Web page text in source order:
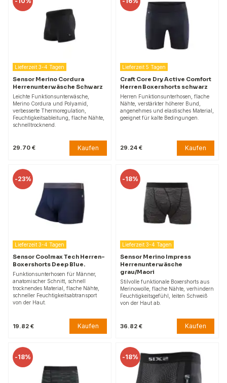
Lieferzeit 3-4 Tagen
Sensor Merino Cordura
Herrenunterwäsche Schwarz
Leichte Funktionsunterwäsche,
Merino Cordura und Polyamid,
verbesserte Thermoregulation,
Feuchtigkeitsableitung, flache Nähte,
schnelltrocknend.
29.70 € Kaufen
Lieferzeit 5 Tagen
Craft Core Dry Active Comfort
Herren Boxershorts schwarz
Herren Funktionsunterhosen, flache
Nähte, verstärkter höherer Bund,
angenehmes und elastisches Material,
geeignet für kalte Bedingungen.
29.24 € Kaufen
-23%
Lieferzeit 3-4 Tagen
Sensor Coolmax Tech Herren-
Boxershorts Deep Blue.
Funktionsunterhosen für Männer,
anatomischer Schnitt, schnell
trocknendes Material, flache Nähte,
schneller Feuchtigkeitsabtransport
von der Haut.
19.82 € Kaufen
-18%
Lieferzeit 3-4 Tagen
Sensor Merino Impress
Herrenunterwäsche
grau/Maori
Stilvolle funktionale Boxershorts aus
Merinowolle, flache Nähte, verhindern
Feuchtigkeitsgefühl, leiten Schweiß
von der Haut ab.
36.82 € Kaufen
-18% -18%